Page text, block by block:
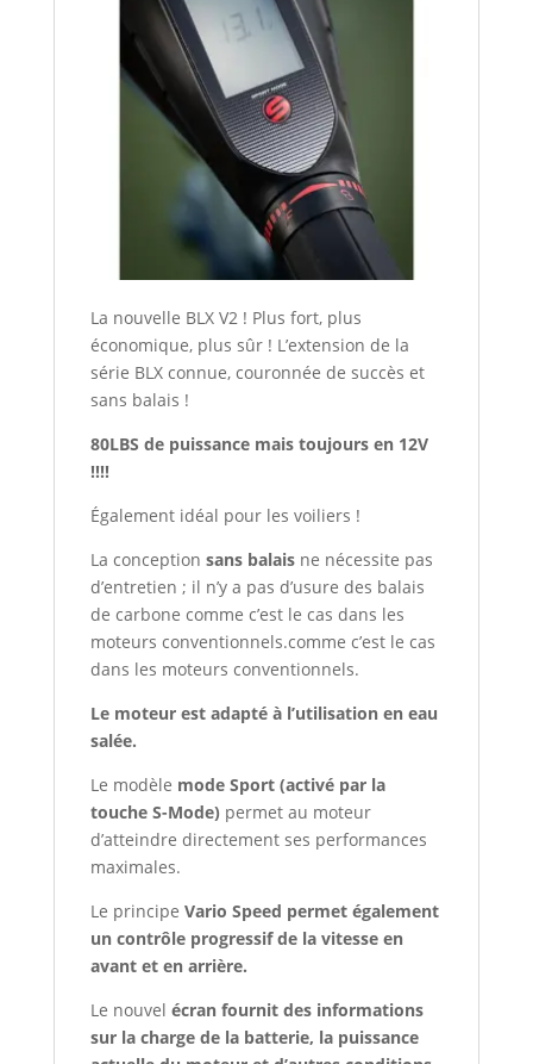
La nouvelle BLX V2 ! Plus fort, plus
économique, plus sûr ! L’extension de la
série BLX connue, couronnée de succès et
sans balais !
80LBS de puissance mais toujours en 12V
!!!!
Également idéal pour les voiliers !
La conception sans balaisne nécessite pas
d’entretien ; il n’y a pas d’usure des balais
de carbone comme c’est le cas dans les
moteurs conventionnels.comme c’est le cas
dans les moteurs conventionnels.
Le moteur est adapté à l’utilisation en eau
salée.
Le modèle mode Sport (activé par la
touche S-Mode) permet au moteur
d’atteindre directement ses performances
maximales.
Le principe Vario Speed permet également
un contrôle progressif de la vitesse en
avant et en arrière.
Le nouvel écran fournit des informations
sur la charge de la batterie, la puissance